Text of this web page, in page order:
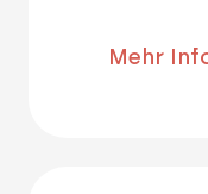
Mehr